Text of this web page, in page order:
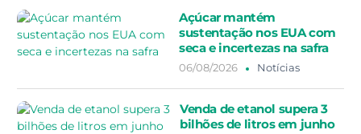
Açúcar mantém
sustentação nos EUA com
seca e incertezas na safra
06/08/2026 Notícias
Venda de etanol supera 3
bilhões de litros em junho